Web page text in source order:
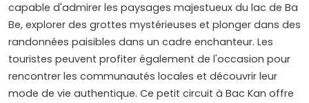
capable d'admirer les paysages majestueux du lac de Ba
Be, explorer des grottes mystérieuses et plonger dans des
randonnées paisibles dans un cadre enchanteur. Les
touristes peuvent profiter également de l'occasion pour
rencontrer les communautés locales et découvrir leur
mode de vie authentique. Ce petit circuit à Bac Kan offre